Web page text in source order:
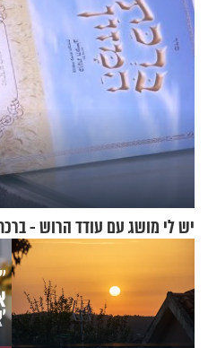
יש לי מושג עם עודד הרוש -